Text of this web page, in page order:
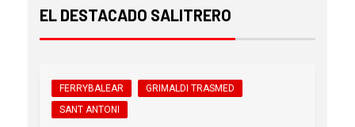
EL DESTACADO SALITRERO
FERRYBALEAR
GRIMALDI TRASMED
SANT ANTONI